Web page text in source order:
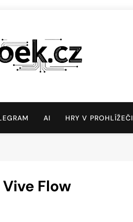
AI HRY V PROHLÍŽEČI
Flow